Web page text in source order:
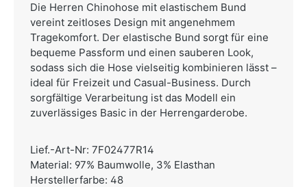
Die Herren Chinohose mit elastischem Bund
vereint zeitloses Design mit angenehmem
Tragekomfort. Der elastische Bund sorgt für eine
bequeme Passform und einen sauberen Look,
sodass sich die Hose vielseitig kombinieren lässt –
ideal für Freizeit und Casual-Business. Durch
sorgfältige Verarbeitung ist das Modell ein
zuverlässiges Basic in der Herrengarderobe.
Lief.-Art-Nr: 7F02477R14
Material: 97% Baumwolle, 3% Elasthan
Herstellerfarbe: 48